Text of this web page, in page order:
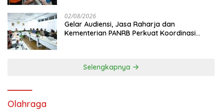
02/08/2026
Gelar Audiensi, Jasa Raharja dan
Kementerian PANRB Perkuat Koordinasi
Selengkapnya
Olahraga